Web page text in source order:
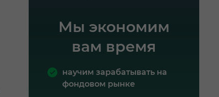
Мы экономим
вам время
научим зарабатывать на
фондовом рынке